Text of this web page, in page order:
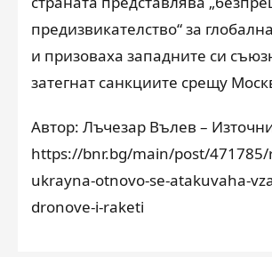
предизвикателство“ за
и призоваха западните си
затегнат санкциите срещу
Автор: Лъчезар Вълев –
https://bnr.bg/main/post/471785/
ukrayna-otnovo-se-atakuvaha-
dronove-i-raketi